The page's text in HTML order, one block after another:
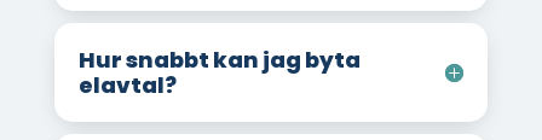
Hur snabbt kan jag byta
elavtal?